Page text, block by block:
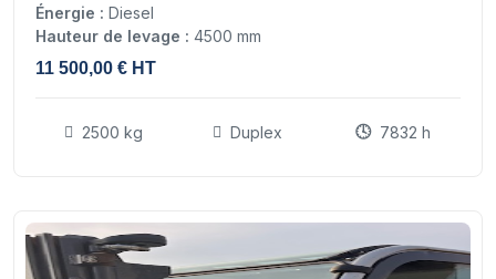
Énergie : Diesel
Hauteur de levage : 4500 mm
11 500,00 € HT
2500 kg Duplex 7832 h